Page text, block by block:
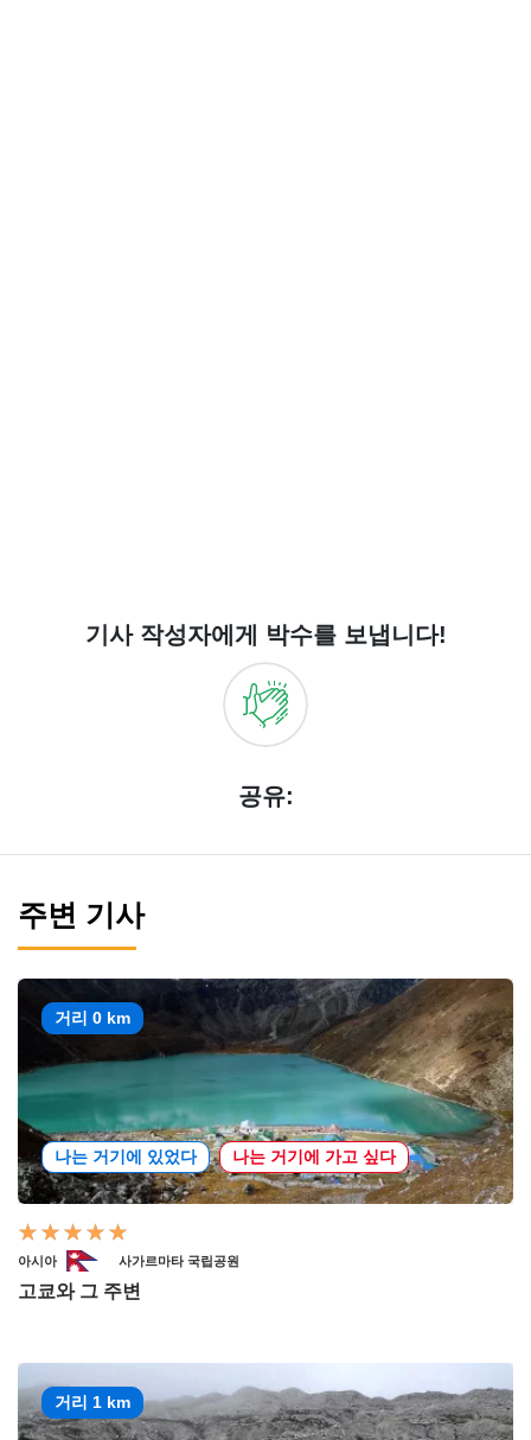
기사 작성자에게 박수를 보냅니다!
공유:
주변 기사
거리 0 km
나는 거기에 있었다 나는 거기에 가고 싶다
아시아 사가르마타 국립공원
고쿄와 그 주변
거리 1 km